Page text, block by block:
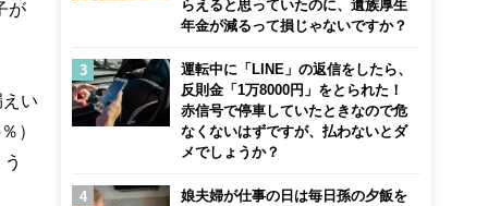
が
い
）
らえると思っていたのに、遺族厚生
年金が減るって損じゃないですか？
運転中に「LINE」の返信をしたら、
反則金「1万8000円」をとられた！
赤信号で停車していたときなので危
なくないはずですが、払わないとダ
メでしょうか？
娘夫婦が仕事の日は毎日孫の夕飯を